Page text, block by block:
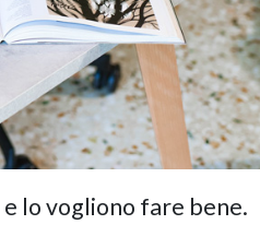
e lo vogliono fare bene.